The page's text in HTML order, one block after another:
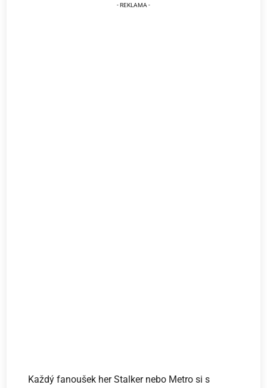
Každý fanoušek her Stalker nebo Metro si s